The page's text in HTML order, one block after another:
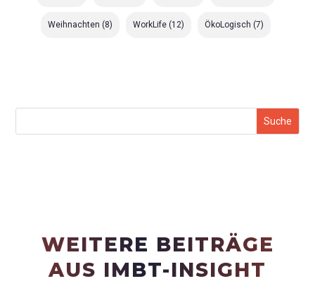
Weihnachten (8) WorkLife (12) ÖkoLogisch (7)
WEITERE BEITRÄGE
AUS IMBT-INSIGHT